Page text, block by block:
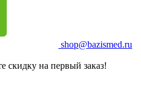
shop@bazismed.ru
скидку на первый заказ!